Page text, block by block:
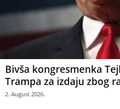
Bivša kongresmenka
Trampa za izdaju zbog
2. August 2026.